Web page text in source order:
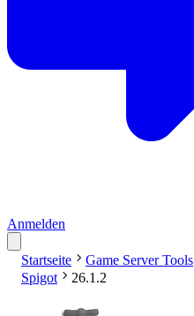
Anmelden
Startseite Game Server Tools
Spigot
26.1.2